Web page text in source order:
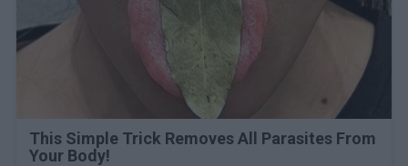
This Simple Trick Removes All Parasites From
Your Body!